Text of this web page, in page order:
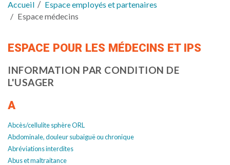
Accueil
Espace employés et partenaires
Espace médecins
ESPACE POUR LES MÉDECINS ET IPS
INFORMATION PAR CONDITION DE
L'USAGER
A
Abcès/cellulite sphère ORL
Abdominale, douleur subaiguë ou chronique
Abréviations interdites
Abus et maltraitance